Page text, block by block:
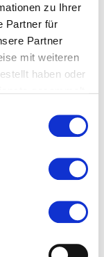
zu Ihrer
Partner für
Partner
mit weiteren
haben oder